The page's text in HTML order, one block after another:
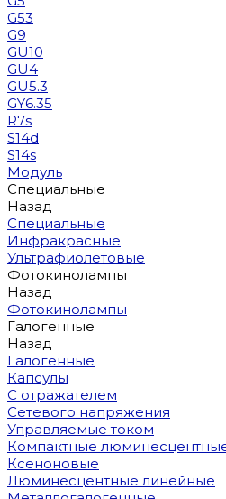
G53
G9
GU10
GU4
GU5.3
GY6.35
R7s
S14d
S14s
Модуль
Специальные
Назад
Специальные
Инфракрасные
Ультрафиолетовые
Фотокинолампы
Назад
Фотокинолампы
Галогенные
Назад
Галогенные
Капсулы
С отражателем
Сетевого напряжения
Управляемые током
Компактные
Ксеноновые
Люминесцентные линейные